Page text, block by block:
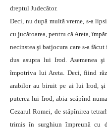
dreptul Judecător.
Deci, nu după multă vreme, s-a
cu jucătoarea, pentru că Areta,
necinstea şi batjocura care s-a
dus asupra lui Irod. Asemenea
împotriva lui Areta. Deci, fiind
arabilor au biruit pe ai lui Irod, şi
puterea lui Irod, abia scăpînd
Cezarul Romei, de stăpînirea
trimis în surghiun împreună